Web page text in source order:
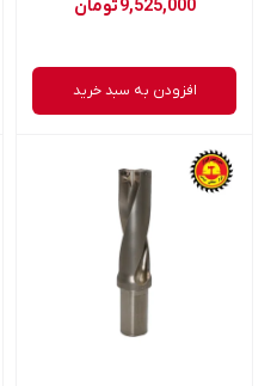
9,525,000تومان
افزودن به سبد خرید